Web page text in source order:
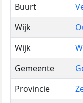
Buurt
Wijk
Wijk
Gemeente
Provincie